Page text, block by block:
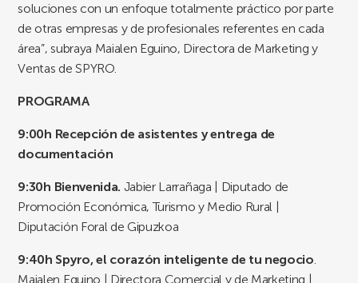
soluciones con un enfoque totalmente práctico por parte
de otras empresas y de profesionales referentes en cada
área”, subraya Maialen Eguino, Directora de Marketing y
Ventas de SPYRO.
PROGRAMA
9:00h Recepción de asistentes y entrega de
documentación
9:30h Bienvenida. Jabier Larrañaga | Diputado de
Promoción Económica, Turismo y Medio Rural |
Diputación Foral de Gipuzkoa
9:40h Spyro, el corazón inteligente de tu negocio.
Maialen Eguino | Directora Comercial y de Marketing |